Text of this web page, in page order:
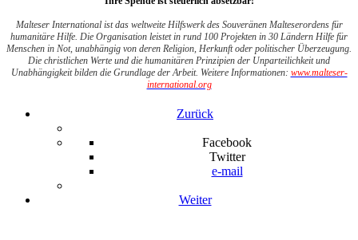
Malteser International ist das weltweite Hilfswerk des Souveränen Malteserordens für
humanitäre Hilfe. Die Organisation leistet in rund 100 Projekten in 30 Ländern Hilfe für
Menschen in Not, unabhängig von deren Religion, Herkunft oder politischer Überzeugung.
Die christlichen Werte und die humanitären Prinzipien der Unparteilichkeit und
Unabhängigkeit bilden die Grundlage der Arbeit. Weitere Informationen: www.malteser-
international.org
Zurück
Facebook
Twitter
e-mail
Weiter